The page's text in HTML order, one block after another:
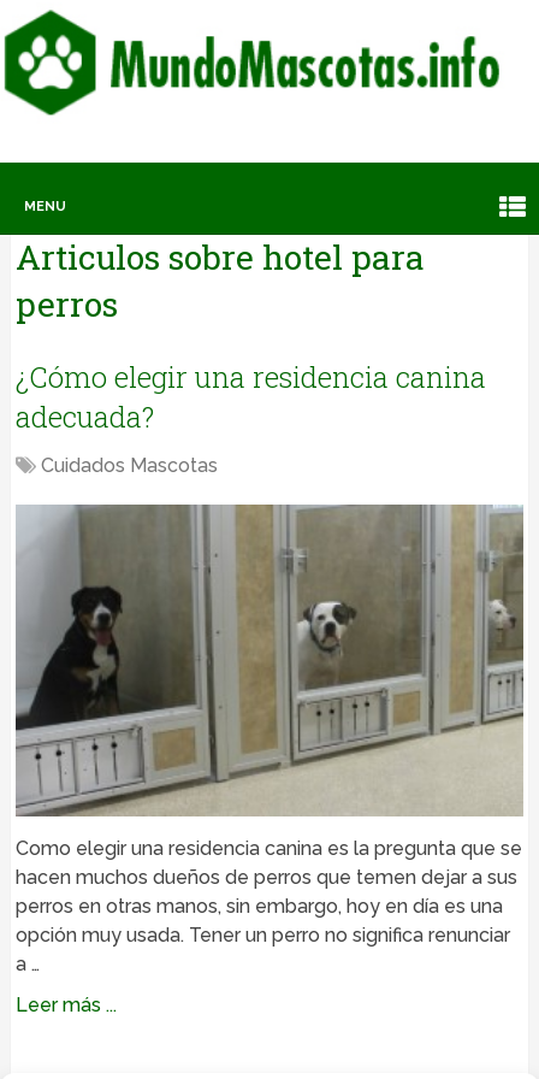
MENU
Articulos sobre hotel para
perros
¿Cómo elegir una residencia canina
adecuada?
Cuidados Mascotas
Como elegir una residencia canina es la pregunta que se
hacen muchos dueños de perros que temen dejar a sus
perros en otras manos, sin embargo, hoy en día es una
opción muy usada. Tener un perro no significa renunciar
a …
Leer más ...